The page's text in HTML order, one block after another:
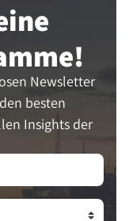
Newsletter
besten
Insights der